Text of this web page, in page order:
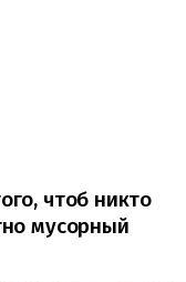
чтоб никто
мусорный